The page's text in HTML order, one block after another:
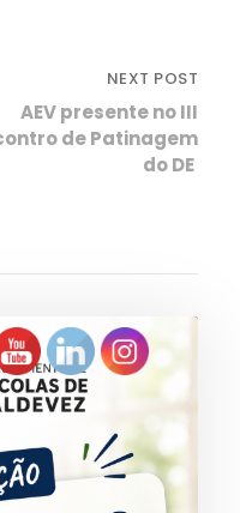
NEXT POST
AEV presente no III
de Patinagem
do DE